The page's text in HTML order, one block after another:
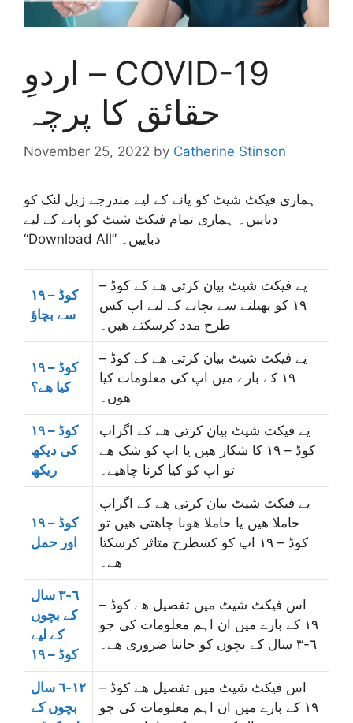
اردوِ – COVID-19
حقائق کا پرچہ
November 25, 2022 by Catherine Stinson
ہماری فیکٹ شیٹ کو پانے کے لیے مندرجے زیل لنک کو
دباییں۔ ہماری تمام فیکٹ شیٹ کو پانے کے لیے
“Download All” دباییں۔
کوڈ – ۱۹
سے بچاؤ
یے فیکٹ شیٹ بیان کرتی ھے کے کوڈ –
۱۹ کو پھیلنے سے بچانے کے لیے اپ کس
طرح مدد کرسکتے ھیں۔
کوڈ – ۱۹
کیا ھے؟
یے فیکٹ شیٹ بیان کرتی ھے کے کوڈ –
۱۹ کے بارے میں اپ کی معلومات کیا
ھوں۔
کوڈ – ۱۹
کی دیکھ
ریکھ
یے فیکٹ شیٹ بیان کرتی ھے کے اگراپ
کوڈ – ۱۹ کا شکار ھیں یا اپ کو شک ھے
تو اپ کو کیا کرنا چاھیے۔
کوڈ – ۱۹
اور حمل
یے فیکٹ شیٹ بیان کرتی ھے کے اگراپ
حاملا ھیں یا حاملا ھونا چاھتی ھیں تو
کوڈ – ۱۹ اپ کو کسطرح متاثر کرسکتا
ھے۔
٦-٣ سال
کے بچوں
کے لیے
کوڈ – ۱۹
اس فیکٹ شیٹ میں تفصیل ھے کوڈ –
۱۹ کے بارے میں ان اہم معلومات کی جو
٦-٣ سال کے بچوں کو جاننا ضروری ھے۔
١٢-٦ سال
بچوں کے
اس فیکٹ شیٹ میں تفصیل ھے کوڈ –
۱۹ کے بارے میں ان اہم معلومات کی جو